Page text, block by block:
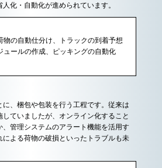
化・自動化が進められています。
物の自動仕分け、トラックの到着予想
ュールの作成、ピッキングの自動化
に、梱包や包装を行う工程です。従来は
ていましたが、オンライン化すること
、管理システムのアラート機能を活用す
による荷物の破損といったトラブルも未